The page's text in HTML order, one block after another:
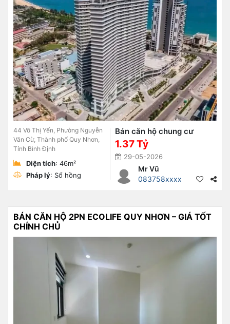
44 Võ Thị Yến, Phường Nguyễn
Văn Cừ, Thành phố Quy Nhơn,
Tỉnh Bình Định
Diện tích: 46m²
Pháp lý: Sổ hồng
Bán căn hộ chung cư
1.37 Tỷ
29-05-2026
Mr Vũ
083758xxxx
BÁN CĂN HỘ 2PN ECOLIFE QUY NHƠN – GIÁ TỐT
CHÍNH CHỦ